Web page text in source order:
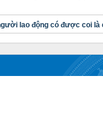
dự toán thu, chi tài
năm 2025
04/2025
tải:286
công bố công khai quyết
2025
lao động có được coi